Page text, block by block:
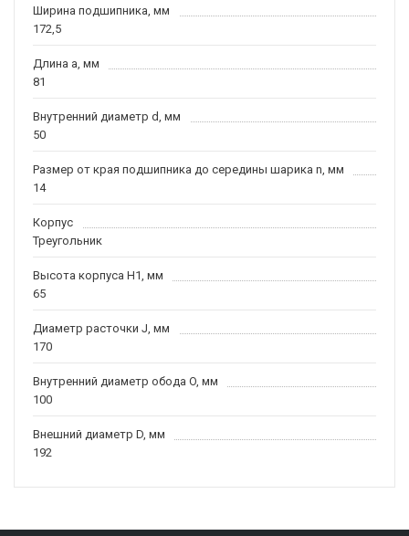
Ширина подшипника, мм
172,5
Длина a, мм
81
Внутренний диаметр d, мм
50
Размер от края подшипника до середины шарика n, мм
14
Корпус
Треугольник
Высота корпуса H1, мм
65
Диаметр расточки J, мм
170
Внутренний диаметр обода O, мм
100
Внешний диаметр D, мм
192